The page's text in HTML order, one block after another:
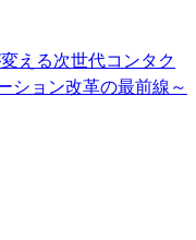
える次世代コンタク
ション改革の最前線～